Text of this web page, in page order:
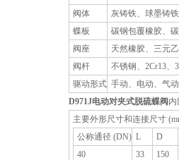
阀体
灰铸铁、球墨铸
蝶板
碳钢包覆橡胶、
阀座
天然橡胶、三元
阀杆
不锈钢、2Cr13、
驱动形式 手动、电动、气动
D971J电动对夹式脱硫蝶阀 内
主要外形尺寸和连接尺寸
公称通径 (DN) L
D
40
33
150